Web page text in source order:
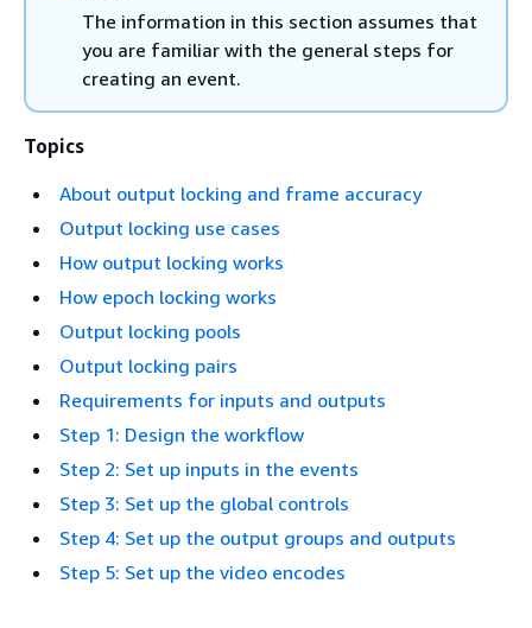
The information in this section assumes that
you are familiar with the general steps for
creating an event.
Topics
About output locking and frame accuracy
Output locking use cases
How output locking works
How epoch locking works
Output locking pools
Output locking pairs
Requirements for inputs and outputs
Step 1: Design the workflow
Step 2: Set up inputs in the events
Step 3: Set up the global controls
Step 4: Set up the output groups and outputs
Step 5: Set up the video encodes